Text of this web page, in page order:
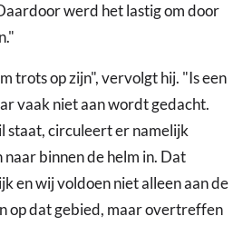
werd het lastig om door
trots op zijn", vervolgt hij. "Is een
vaak niet aan wordt gedacht.
staat, circuleert er namelijk
binnen de helm in. Dat
en wij voldoen niet alleen aan de
op dat gebied, maar overtreffen